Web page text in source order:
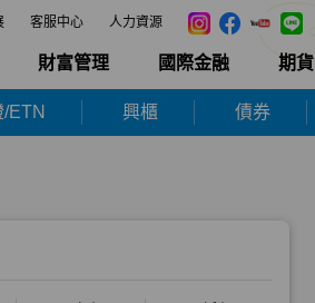
客服中心 人力資源
財富管理 國際金融 期貨
ETN 興櫃 債券